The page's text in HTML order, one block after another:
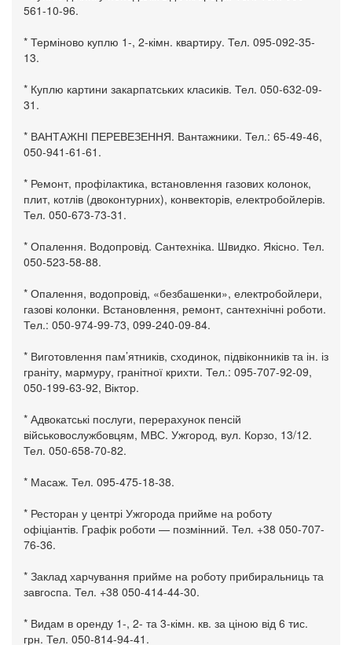
561-10-96.
* Терміново куплю 1-, 2-кімн. квартиру. Тел. 095-092-35-
13.
* Куплю картини закарпатських класиків. Тел. 050-632-09-
31.
* ВАНТАЖНІ ПЕРЕВЕЗЕННЯ. Вантажники. Тел.: 65-49-46,
050-941-61-61.
* Ремонт, профілактика, встановлення газових колонок,
плит, котлів (двоконтурних), конвекторів, електробойлерів.
Тел. 050-673-73-31.
* Опалення. Водопровід. Сантехніка. Швидко. Якісно. Тел.
050-523-58-88.
* Опалення, водопровід, «безбашенки», електробойлери,
газові колонки. Встановлення, ремонт, сантехнічні роботи.
Тел.: 050-974-99-73, 099-240-09-84.
* Виготовлення пам’ятників, сходинок, підвіконників та ін. із
граніту, мармуру, гранітної крихти. Тел.: 095-707-92-09,
050-199-63-92, Віктор.
* Адвокатські послуги, перерахунок пенсій
військовослужбовцям, МВС. Ужгород, вул. Корзо, 13/12.
Тел. 050-658-70-82.
* Масаж. Тел. 095-475-18-38.
* Ресторан у центрі Ужгорода прийме на роботу
офіціантів. Графік роботи — позмінний. Тел. +38 050-707-
76-36.
* Заклад харчування прийме на роботу прибиральниць та
завгоспа. Тел. +38 050-414-44-30.
* Видам в оренду 1-, 2- та 3-кімн. кв. за ціною від 6 тис.
грн. Тел. 050-814-94-41.